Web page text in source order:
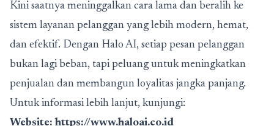
Kini saatnya meninggalkan cara lama dan beralih ke
sistem layanan pelanggan yang lebih modern, hemat,
dan efektif. Dengan Halo AI, setiap pesan pelanggan
bukan lagi beban, tapi peluang untuk meningkatkan
penjualan dan membangun loyalitas jangka panjang.
Untuk informasi lebih lanjut, kunjungi:
Website: https://www.haloai.co.id